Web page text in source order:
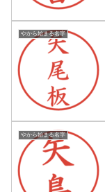
やから始まる名字
やから始まる名字